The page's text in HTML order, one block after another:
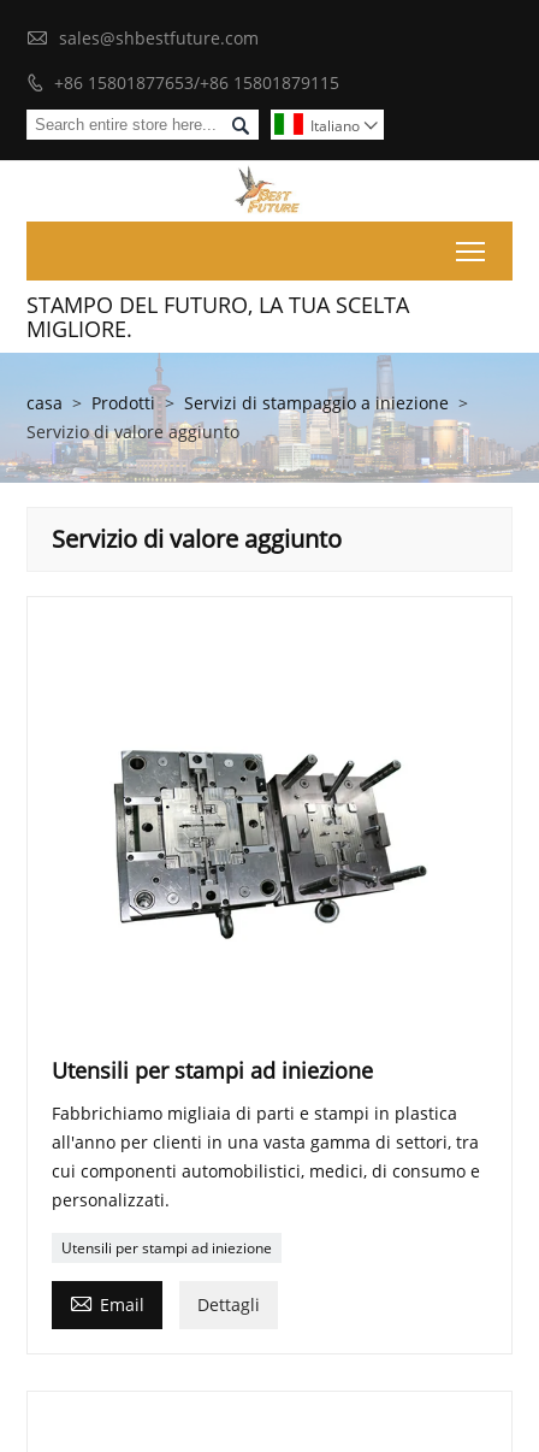
 sales@shbestfuture.com
 +86 15801877653/+86 15801879115
 Italiano 
STAMPO DEL FUTURO, LA TUA SCELTA
MIGLIORE.
casa > Prodotti > Servizi di stampaggio a iniezione >
Servizio di valore aggiunto
Servizio di valore aggiunto
Utensili per stampi ad iniezione
Fabbrichiamo migliaia di parti e stampi in plastica
all'anno per clienti in una vasta gamma di settori, tra
cui componenti automobilistici, medici, di consumo e
personalizzati.
Utensili per stampi ad iniezione
 Email Dettagli